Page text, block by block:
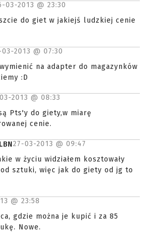
03-2013 @ 23:30
do giet w jakiejś ludzkiej cenie
2013 @ 07:30
na adapter do magazynków
:D
2013 @ 08:33
Pts'y do giety,w miarę
cenie.
27-03-2013 @ 09:47
w życiu widziałem kosztowały
od sztuki, więc jak do giety od jg to
@ 23:58
gdzie można je kupić i za 85
Nowe.